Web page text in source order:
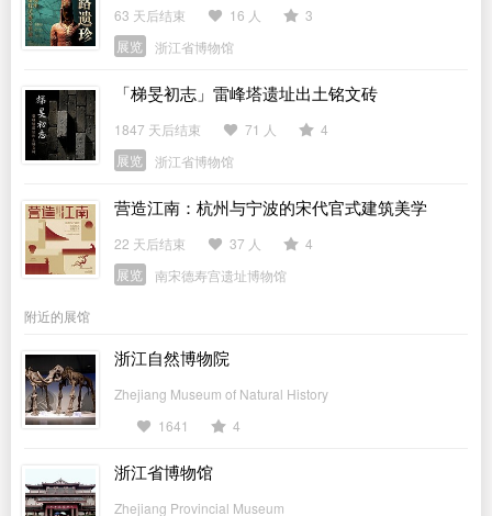
63 天后结束 16 人
3
展览
浙江省博物馆
「梯旻初志」雷峰塔遗址出土铭文砖
1847 天后结束 71 人
4
展览
浙江省博物馆
营造江南：杭州与宁波的宋代官式建筑美学
22 天后结束 37 人
4
展览
南宋德寿宫遗址博物馆
附近的展馆
浙江自然博物院
Zhejiang Museum of Natural History
1641
4
浙江省博物馆
Zhejiang Provincial Museum